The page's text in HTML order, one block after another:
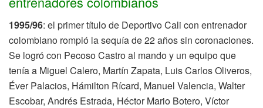
1995/96: el primer título de Deportivo Cali con entrenador
colombiano rompió la sequía de 22 años sin coronaciones.
Se logró con Pecoso Castro al mando y un equipo que
tenía a Miguel Calero, Martín Zapata, Luis Carlos Oliveros,
Éver Palacios, Hámilton Rícard, Manuel Valencia, Walter
Escobar, Andrés Estrada, Héctor Mario Botero, Víctor